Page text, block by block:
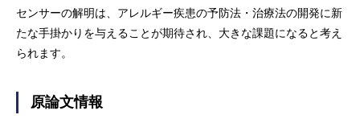
センサーの解明は、アレルギー疾患の予防法・治療法の開発に新
たな手掛かりを与えることが期待され、大きな課題になると考え
られます。
原論文情報